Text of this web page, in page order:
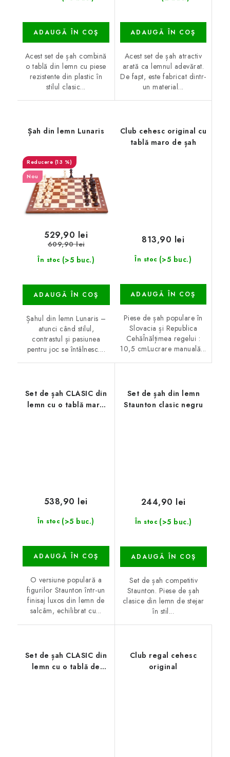
ADAUGĂ ÎN COŞ
Acest set de șah combină
o tablă din lemn cu piese
rezistente din plastic în
stilul clasic...
ADAUGĂ ÎN COŞ
Acest set de șah atractiv
arată ca lemnul adevărat.
De fapt, este fabricat dintr-
un material...
Șah din lemn Lunaris
(13 %)
Nou
În stoc (>5 buc.)
529,90 lei
609,90 lei
ADAUGĂ ÎN COŞ
Șahul din lemn Lunaris –
atunci când stilul,
contrastul și pasiunea
pentru joc se întâlnesc....
Club cehesc original cu
tablă maro de șah
În stoc (>5 buc.)
813,90 lei
ADAUGĂ ÎN COŞ
Piese de șah populare în
Slovacia și Republica
CehăÎnălțimea regelui :
10,5 cmLucrare manuală...
Set de șah CLASIC din
lemn cu o tablă maro
În stoc (>5 buc.)
538,90 lei
ADAUGĂ ÎN COŞ
O versiune populară a
figurilor Staunton într-un
finisaj luxos din lemn de
salcâm, echilibrat cu...
Set de șah din lemn
Staunton clasic negru
În stoc (>5 buc.)
244,90 lei
ADAUGĂ ÎN COŞ
Set de șah competitiv
Staunton. Piese de șah
clasice din lemn de stejar
în stil...
Set de șah CLASIC din
lemn cu o tablă de
Club regal cehesc
original